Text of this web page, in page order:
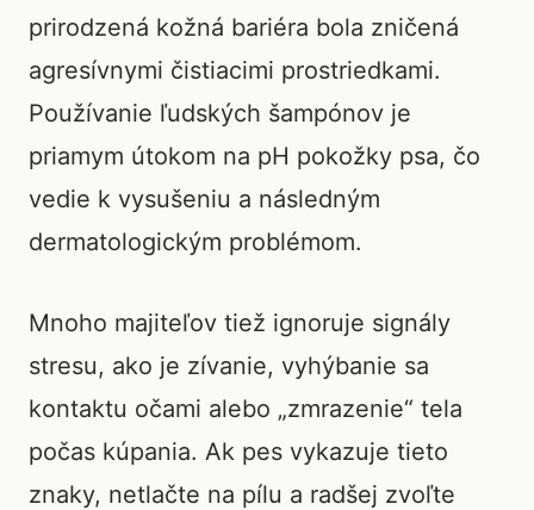
prirodzená kožná bariéra bola zničená
agresívnymi čistiacimi prostriedkami.
Používanie ľudských šampónov je
priamym útokom na pH pokožky psa, čo
vedie k vysušeniu a následným
dermatologickým problémom.
Mnoho majiteľov tiež ignoruje signály
stresu, ako je zívanie, vyhýbanie sa
kontaktu očami alebo „zmrazenie“ tela
počas kúpania. Ak pes vykazuje tieto
znaky, netlačte na pílu a radšej zvoľte